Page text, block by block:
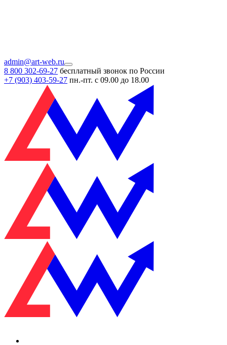
admin@art-web.ru
8 800 302-69-27 бесплатный звонок по России
+7 (903) 403-59-27 пн.-пт. с 09.00 до 18.00